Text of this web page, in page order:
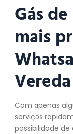
Gás
mais
Com apenas
serviços
possibilidade